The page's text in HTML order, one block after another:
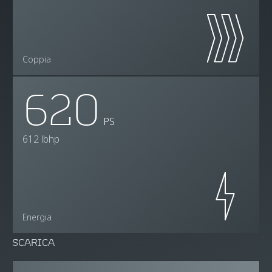
Coppia
620 PS
612 lbhp
Energia
SCARICA